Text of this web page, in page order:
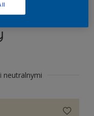
neutralnymi